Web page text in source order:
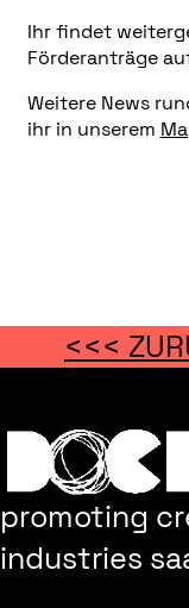
Ihr findet
Förderanträge
Weitere News
ihr in unserem
<<<
promoting
industries